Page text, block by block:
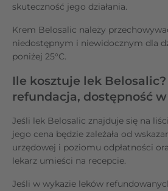
skuteczność jego działania.
Krem Belosalic należy
niedostępnym i niewidocznym dla
poniżej 25°C.
Ile kosztuje lek Belosalic?
refundacja, dostępność
Jeśli lek Belosalic znajduje się na
jego cena będzie zależała od
urzędowej i poziomu odpłatności
lekarz umieści na recepcie.
Jeśli w wykazie leków